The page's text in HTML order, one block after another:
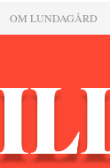
OM LUNDAGÅRD